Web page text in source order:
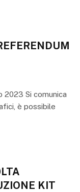
2023 Si comunica
è possibile
KIT